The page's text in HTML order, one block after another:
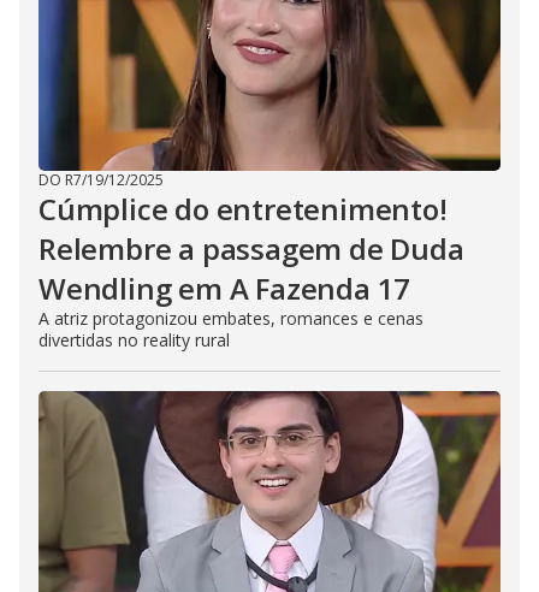
DO R7/19/12/2025
Cúmplice do entretenimento!
Relembre a passagem de Duda
Wendling em A Fazenda 17
A atriz protagonizou embates, romances e cenas
divertidas no reality rural